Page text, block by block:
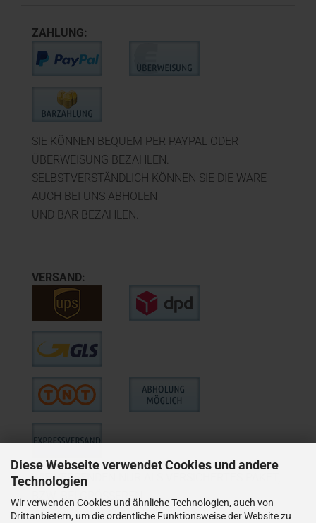
Diese Webseite verwendet Cookies und andere
Technologien
Wir verwenden Cookies und ähnliche Technologien, auch von
Drittanbietern, um die ordentliche Funktionsweise der Website zu
ZAHLUNG:
SIE KÖNNEN BEQUEM PER PAYPAL ODER
ÜBERWEISUNG BEZAHLEN.
SELBSTVERSTÄNDLICH KÖNNEN SIE DIE WARE
AUCH BEI UNS ABHOLEN
UND BAR BEZAHLEN.
VERSAND:
WIE VERSENDEN NUR ALS VERSICHERTES PAKET,
BZW. BEI GRÖSSEREN
LIEFERUNGEN ALS VERSICHERTER